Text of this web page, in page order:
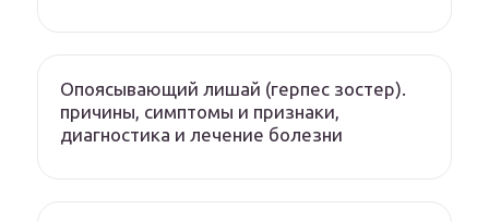
Опоясывающий лишай (герпес зостер).
причины, симптомы и признаки,
диагностика и лечение болезни